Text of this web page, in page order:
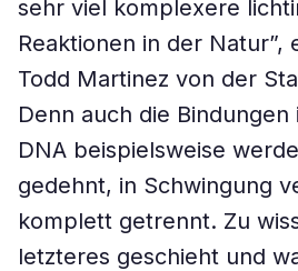
sehr viel komplexere
Reaktionen in der Natur”,
Todd Martinez von der
Denn auch die
DNA beispielsweise
gedehnt, in Schwingung
komplett getrennt. Zu
letzteres geschieht und